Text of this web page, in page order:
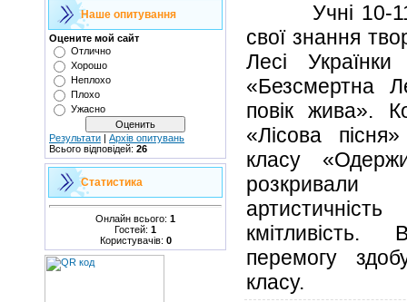
Наше опитування
Оцените мой сайт
Отлично
Хорошо
Неплохо
Плохо
Ужасно
Результати | Архів опитувань
Всього відповідей: 26
Статистика
Онлайн всього: 1
Гостей: 1
Користувачів: 0
Учні 10-11
свої знання
Лесі
«Безсмертна
повік жива».
«Лісова
класу
артистичність
кмітливість.
перемогу
класу.